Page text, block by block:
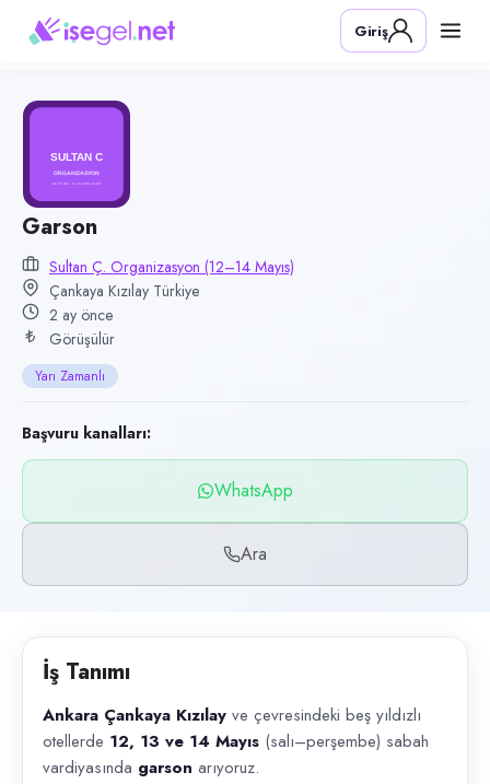
Pozisyon
Garson
Sultan Ç. Organizasyon (12–14 Mayıs)
Kategori
Yiyecek & İçecek (Restoran/Cafe)
Konum
Kızılay, Çankaya, Ankara
Çalışma şekli
Yarı Zamanlı
Yayın tarihi
5 Haziran 2026
Son geçerlilik
3 Eylül 2026
WhatsApp, Telefon
İlan açıklaması
Giriş
Garson
Sultan Ç. Organizasyon (12–14 Mayıs)
Çankaya Kızılay Türkiye
2 ay önce
Görüşülür
Yarı Zamanlı
Başvuru kanalları:
WhatsApp
Ara
İş Tanımı
Ankara Çankaya Kızılay ve çevresindeki beş yıldızlı
otellerde 12, 13 ve 14 Mayıs (salı–perşembe) sabah
vardiyasında garson arıyoruz.